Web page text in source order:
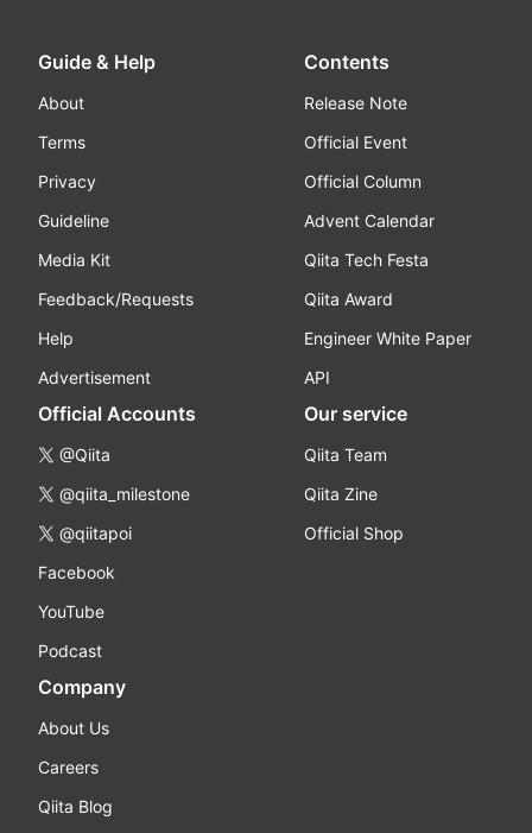
Guide & Help
About
Terms
Privacy
Guideline
Media Kit
Feedback/Requests
Help
Advertisement
Contents
Release Note
Official Event
Official Column
Advent Calendar
Qiita Tech Festa
Qiita Award
Engineer White Paper
API
Official Accounts
@Qiita
@qiita_milestone
@qiitapoi
Facebook
YouTube
Podcast
Our service
Qiita Team
Qiita Zine
Official Shop
Company
About Us
Careers
Qiita Blog